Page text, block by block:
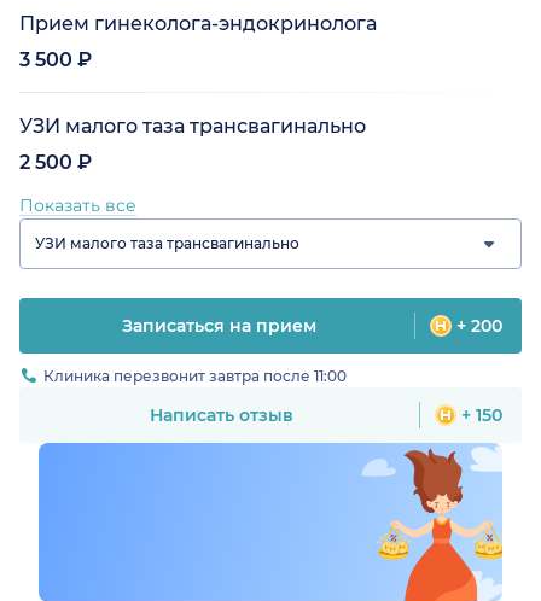
Прием гинеколога-эндокринолога
3 500 ₽
УЗИ малого таза трансвагинально
2 500 ₽
Показать все
УЗИ малого таза трансвагинально
Записаться на прием + 200
Клиника перезвонит завтра после 11:00
Написать отзыв + 150